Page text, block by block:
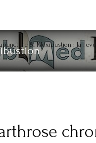
& Moxibustion : la